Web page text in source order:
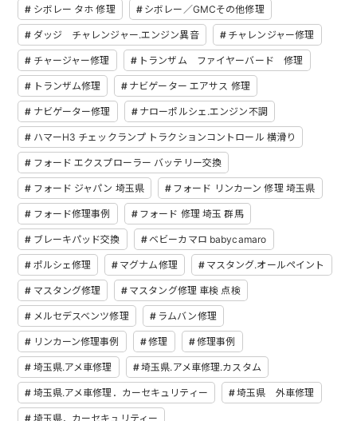
シボレー タホ 修理 シボレー／GMCその他修理
ダッジ チャレンジャー.エンジン異音 チャレンジャー修理
チャージャー修理 トランザム ファイヤーバード 修理
トランザム修理 ナビゲーター エアサス 修理
ナビゲーター修理 ナローポルシェ.エンジン不調
ハマーH3 チェックランプ トラクションコントロール 横滑り
フォード エクスプローラー バッテリー交換
フォード ジャパン 埼玉県 フォード リンカーン 修理 埼玉県
フォード修理事例 フォード 修理 埼玉 群馬
ブレーキパッド交換 ベビーカマロ babycamaro
ポルシェ修理 マグナム修理 マスタング.オールペイント
マスタング修理 マスタング修理 車検 点検
メルセデスベンツ修理 ラムバン修理
リンカーン修理事例 修理 修理事例
埼玉県.アメ車修理 埼玉県.アメ車修理.カスタム
埼玉県.アメ車修理．カーセキュリティー 埼玉県 外車修理
埼玉県．カーセキュリティー